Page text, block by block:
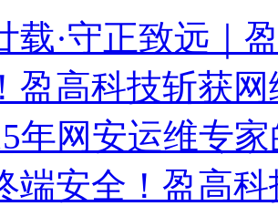
载·守正致远｜
盈高科技斩获
年网安运维专
端安全！盈高